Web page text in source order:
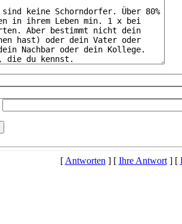
[Antworten] [ Ihre Antwort] [